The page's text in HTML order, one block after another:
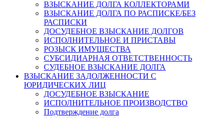
ВЗЫСКАНИЕ ДОЛГА КОЛЛЕКТОРАМИ
ВЗЫСКАНИЕ ДОЛГА ПО РАСПИСКЕ/БЕЗ
РАСПИСКИ
ДОСУДЕБНОЕ ВЗЫСКАНИЕ ДОЛГОВ
ИСПОЛНИТЕЛЬНОЕ И ПРИСТАВЫ
РОЗЫСК ИМУЩЕСТВА
СУБСИДИАРНАЯ ОТВЕТСТВЕННОСТЬ
СУДЕБНОЕ ВЗЫСКАНИЕ ДОЛГА
ВЗЫСКАНИЕ ЗАДОЛЖЕННОСТИ С
ЮРИДИЧЕСКИХ ЛИЦ
ДОСУДЕБНОЕ ВЗЫСКАНИЕ
ИСПОЛНИТЕЛЬНОЕ ПРОИЗВОДСТВО
Подтверждение долга